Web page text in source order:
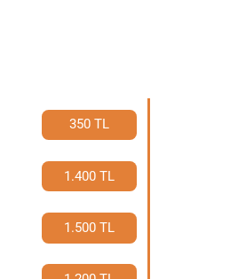
350 TL
1.400 TL
1.500 TL